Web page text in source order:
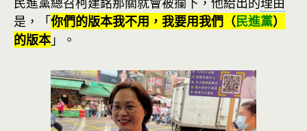
是，「你們的版本我不用，我要用我們（民進黨）
的版本 」。